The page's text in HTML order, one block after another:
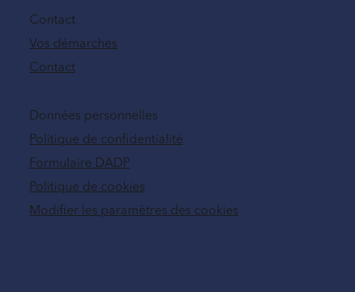
Contact
Vos démarches
Contact
Données personnelles
Politique de confidentialité
Formulaire DADP
Politique de cookies
Modifier les paramètres des cookies